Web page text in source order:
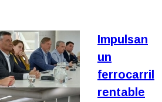
Impulsan
un
ferrocarril
rentable